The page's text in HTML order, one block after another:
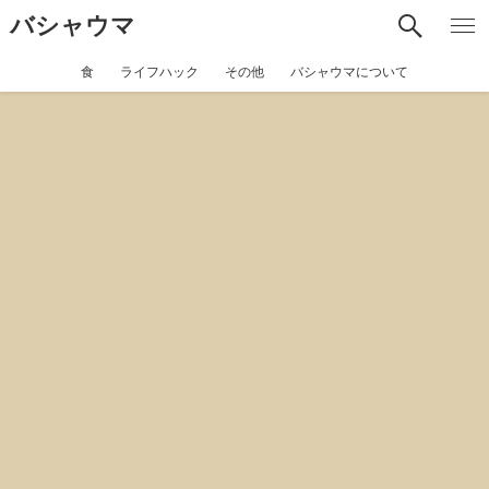
バシャウマ
食 ライフハック その他 バシャウマについて